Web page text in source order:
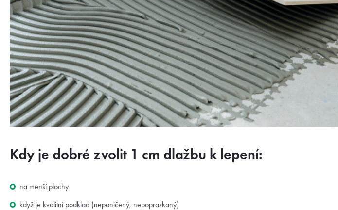
Kdy je dobré zvolit 1 cm dlažbu k lepení:
na menší plochy
když je kvalitní podklad (neponičený, nepopraskaný)